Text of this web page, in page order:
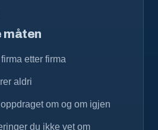
måten
etter firma
aldri
om og om igjen
du ikke vet om